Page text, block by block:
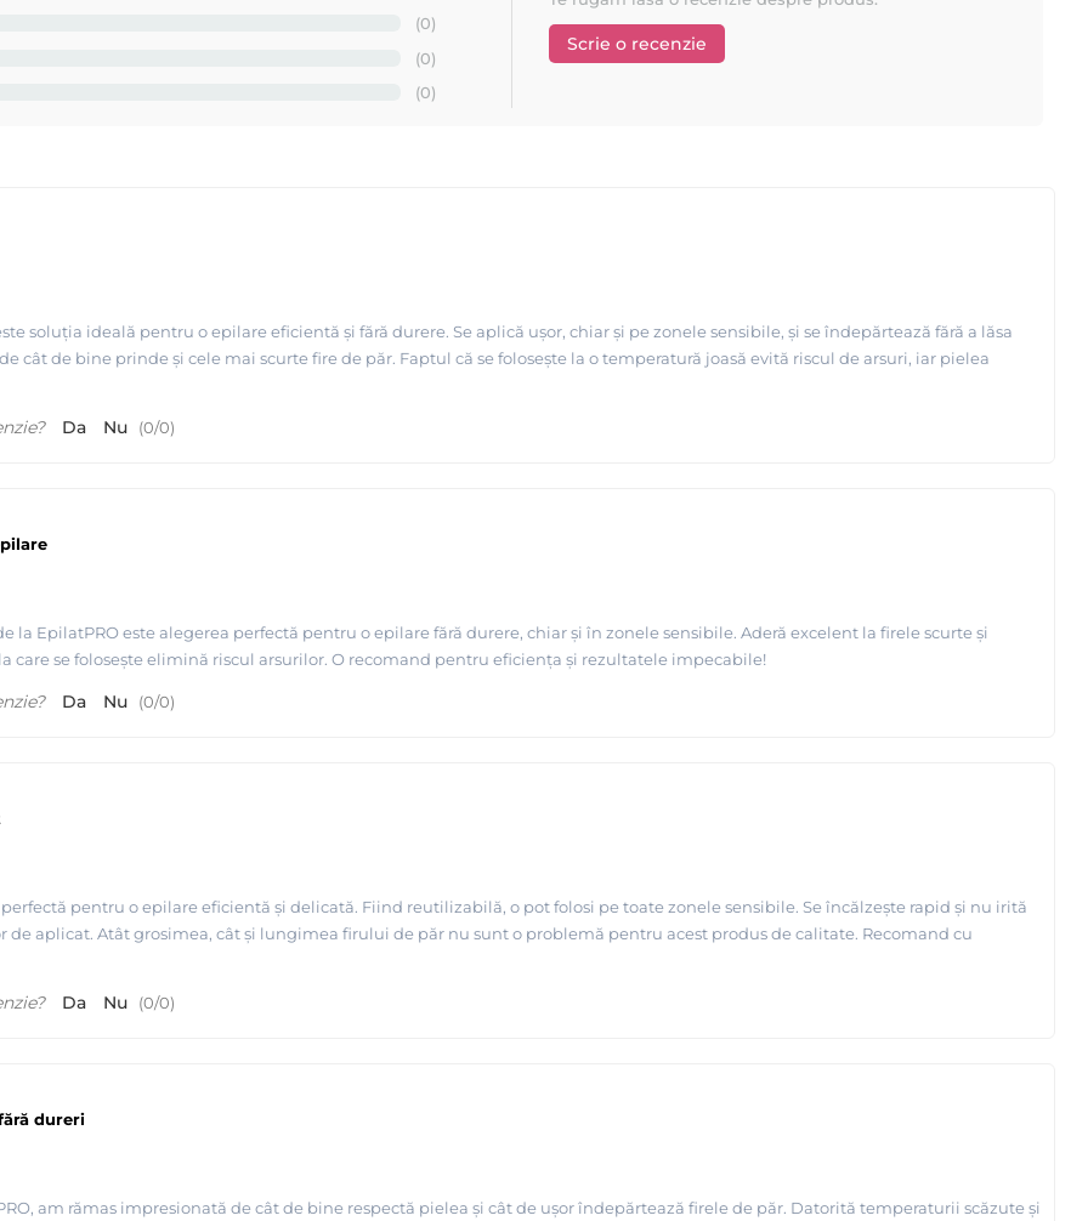
(0)
(0)
(0)
Scrie o recenzie
soluția ideală pentru o epilare eficientă și fără durere. Se aplică ușor, chiar și pe zonele sensibile, și se îndepărtează fără a lăsa
cât de bine prinde și cele mai scurte fire de păr. Faptul că se folosește la o temperatură joasă evită riscul de arsuri, iar pielea
Da Nu (0/0)
la EpilatPRO este alegerea perfectă pentru o epilare fără durere, chiar și în zonele sensibile. Aderă excelent la firele scurte și
care se folosește elimină riscul arsurilor. O recomand pentru eficiența și rezultatele impecabile!
Da Nu (0/0)
perfectă pentru o epilare eficientă și delicată. Fiind reutilizabilă, o pot folosi pe toate zonele sensibile. Se încălzește rapid și nu irită
de aplicat. Atât grosimea, cât și lungimea firului de păr nu sunt o problemă pentru acest produs de calitate. Recomand cu
Da Nu (0/0)
dureri
am rămas impresionată de cât de bine respectă pielea și cât de ușor îndepărtează firele de păr. Datorită temperaturii scăzute și